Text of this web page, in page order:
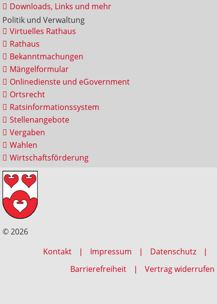
Downloads, Links und mehr
Politik und Verwaltung
Virtuelles Rathaus
Rathaus
Bekanntmachungen
Mängelformular
Onlinedienste und eGovernment
Ortsrecht
Ratsinformationssystem
Stellenangebote
Vergaben
Wahlen
Wirtschaftsförderung
© 2026
Kontakt
Impressum
Datenschutz
Barrierefreiheit
Vertrag widerrufen